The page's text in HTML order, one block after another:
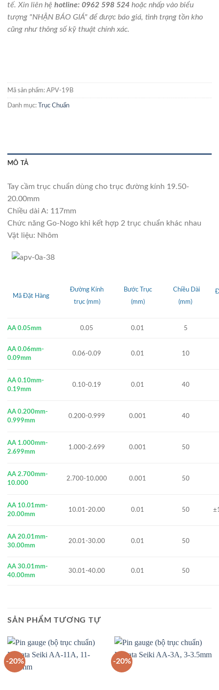
tế. Xin liên hệ hotline: 0962 598 524 hoặc nhấp vào biểu
tượng "NHẬN BÁO GIÁ" để được báo giá, tình trạng tồn kho
cũng như thông số kỹ thuật chính xác.
Mã sản phẩm: APV-19B
Danh mục: Trục Chuẩn
MÔ TẢ
Tay cầm trục chuẩn dùng cho trục đường kính 19.50-
20.00mm
Chiều dài A: 117mm
Chức năng Go-Nogo khi kết hợp 2 trục chuẩn khác nhau
Vật liệu: Nhôm
Mã Đặt Hàng
Đường Kính
trục (mm)
Bước Trục
(mm)
Chiều Dài
(mm)
AA 0.05mm 0.05 0.01 5
AA 0.06mm-
0.09mm
0.06-0.09 0.01 10
AA 0.10mm-
0.19mm
0.10-0.19 0.01 40
AA 0.200mm-
0.999mm
0.200-0.999 0.001 40
AA 1.000mm-
2.699mm
1.000-2.699 0.001 50
AA 2.700mm-
10.000
2.700-10.000 0.001 50
AA 10.01mm-
20.00mm
10.01-20.00 0.01 50
AA 20.01mm-
30.00mm
20.01-30.00 0.01 50
AA 30.01mm-
40.00mm
30.01-40.00 0.01 50
SẢN PHẨM TƯƠNG TỰ
-20% -20%